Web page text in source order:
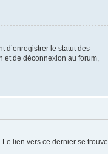
d’enregistrer le statut des
et de déconnexion au forum,
lien vers ce dernier se trouve